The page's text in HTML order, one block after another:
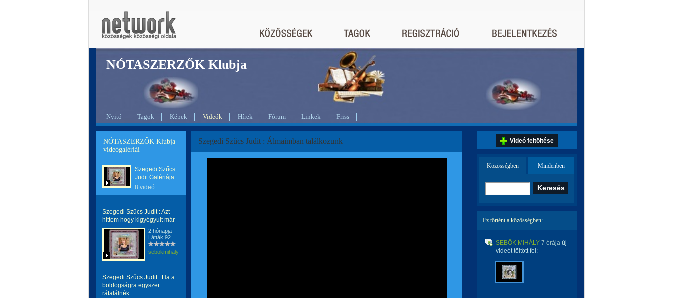
NÓTASZERZŐK Klubja
Nyitó Tagok Képek Videók Hírek Fórum Linkek Friss
NÓTASZERZŐK Klubja
videógalériái
Szegedi Szűcs
Judit Galériája
8 videó
Szegedi Szűcs Judit : Azt
hittem hogy kigyógyult már
2 hónapja
Látták:92
sebokmihaly1961
Szegedi Szűcs Judit : Ha a
boldogságra egyszer
rátalálnék
Szegedi Szűcs Judit : Álmaimban találkozunk Videó feltöltése
Közösségben Mindenben
Ez történt a közösségben:
SEBŐK MIHÁLY 7 órája új
videót töltött fel: